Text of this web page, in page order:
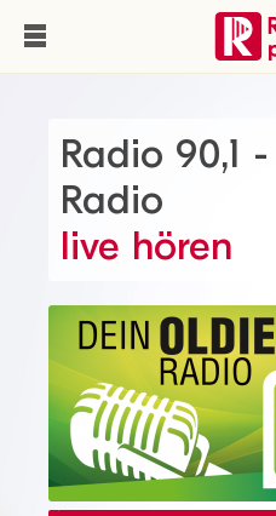
Radio 90,1
Radio
live hören